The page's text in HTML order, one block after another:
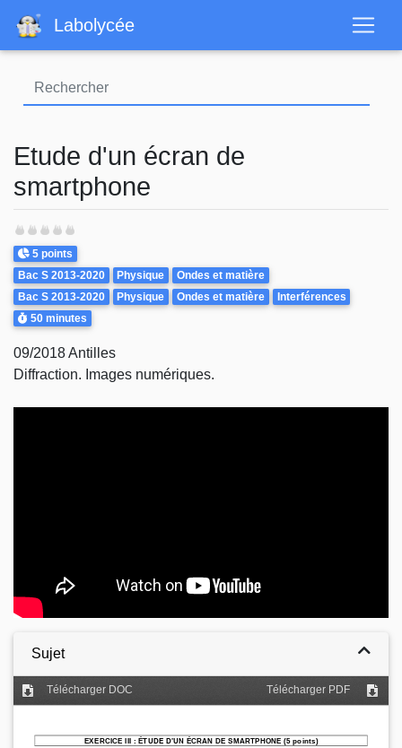
contenu
Labolycée
Etude d'un écran de
smartphone
Points
5 points
Theme
Bac S 2013-2020 Physique
Ondes et matière
Bac S 2013-2020
Physique Ondes et matière Interférences
Durée
50 minutes
09/2018 Antilles
Diffraction. Images numériques.
Sujet